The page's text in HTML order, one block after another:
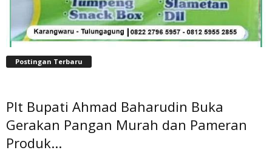
Postingan Terbaru
Plt Bupati Ahmad Baharudin Buka
Gerakan Pangan Murah dan Pameran
Produk...